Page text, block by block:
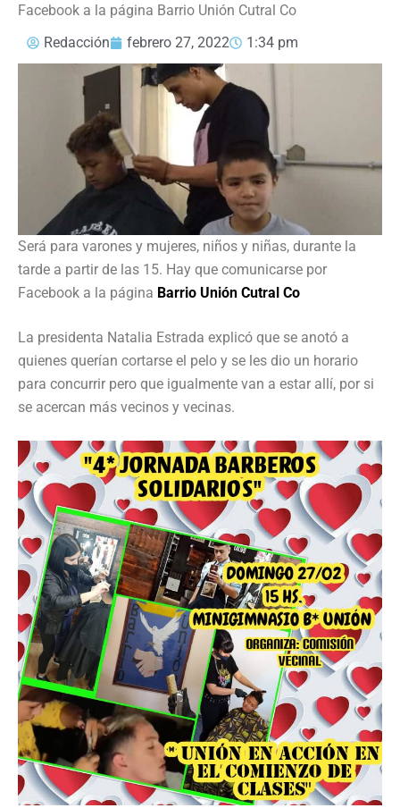
Facebook a la página Barrio Unión Cutral Co
Redacción
febrero 27, 2022 1:34 pm
Será para varones y mujeres, niños y niñas, durante la
tarde a partir de las 15. Hay que comunicarse por
Facebook a la página Barrio Unión Cutral Co
La presidenta Natalia Estrada explicó que se anotó a
quienes querían cortarse el pelo y se les dio un horario
para concurrir pero que igualmente van a estar allí, por si
se acercan más vecinos y vecinas.